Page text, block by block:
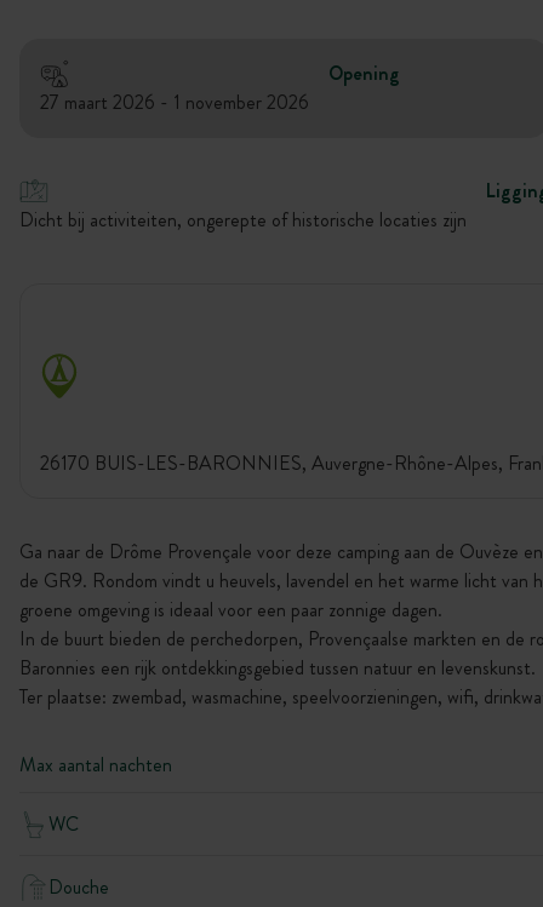
Opening
27 maart 2026 - 1 november 2026
Dicht bij activiteiten, ongerepte of historische locaties zijn
26170 BUIS-LES-BARONNIES, Auvergne-Rhône-Alpes,
Ga naar de Drôme Provençale voor deze camping aan de Ouvèze
de GR9. Rondom vindt u heuvels, lavendel en het warme licht van
groene omgeving is ideaal voor een paar zonnige dagen.
In de buurt bieden de perchedorpen, Provençaalse markten en de
Baronnies een rijk ontdekkingsgebied tussen natuur en levenskunst.
Ter plaatse: zwembad, wasmachine, speelvoorzieningen, wifi,
Max aantal nachten
WC
Douche